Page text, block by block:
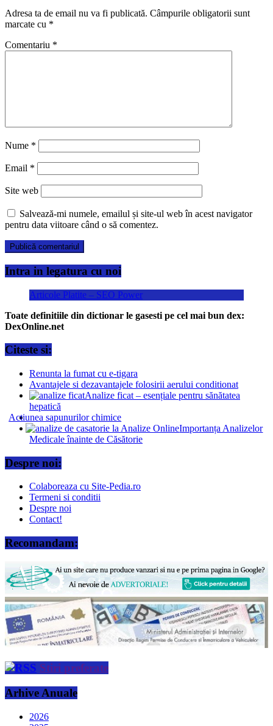
Adresa ta de email nu va fi publicată. Câmpurile obligatorii sunt
marcate cu *
Comentariu *
Nume *
Email *
Site web
Salvează-mi numele, emailul și site-ul web în acest navigator
pentru data viitoare când o să comentez.
Intra in legatura cu noi
Articole Platite – SEO Power
Toate definitiile din dictionar le gasesti pe cel mai bun dex:
DexOnline.net
Citeste si:
Renunta la fumat cu e-tigara
Avantajele si dezavantajele folosirii aerului conditionat
Analize ficat – esențiale pentru sănătatea
hepatică
Actiunea sapunurilor chimice
Importanța Analizelor
Medicale înainte de Căsătorie
Despre noi:
Colaboreaza cu Site-Pedia.ro
Termeni si conditii
Despre noi
Contact!
Recomandam:
Stiri preferate
Arhive Anuale
2026